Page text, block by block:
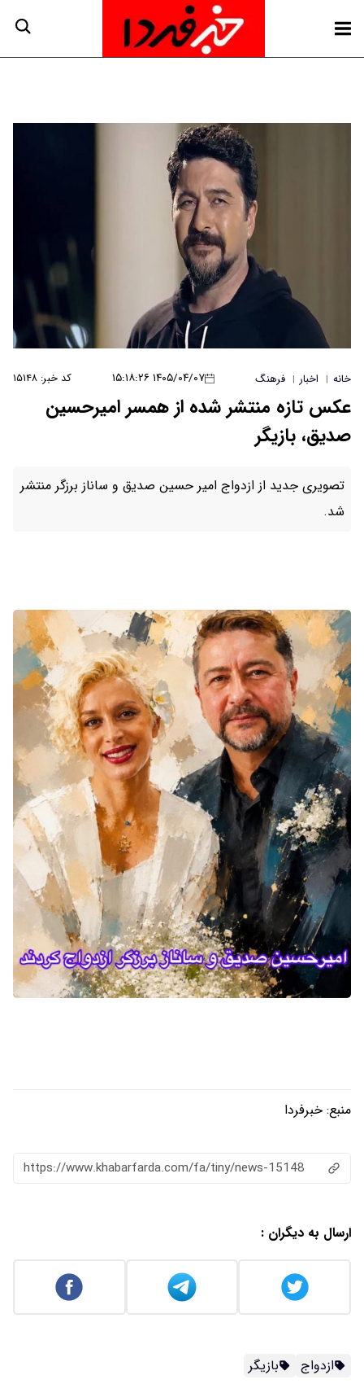
خانه | اخبار | فرهنگ ۱۴۰۵/۰۴/۰۷ ۱۵:۱۸:۲۶ کد خبر: ۱۵۱۴۸
عکس تازه منتشر شده از همسر امیرحسین
صدیق، بازیگر
تصویری جدید از ازدواج امیر حسین صدیق و ساناز برزگر منتشر
شد.
منبع: خبرفردا
https://www.khabarfarda.com/fa/tiny/news-15148
ارسال به دیگران :
ازدواج بازیگر